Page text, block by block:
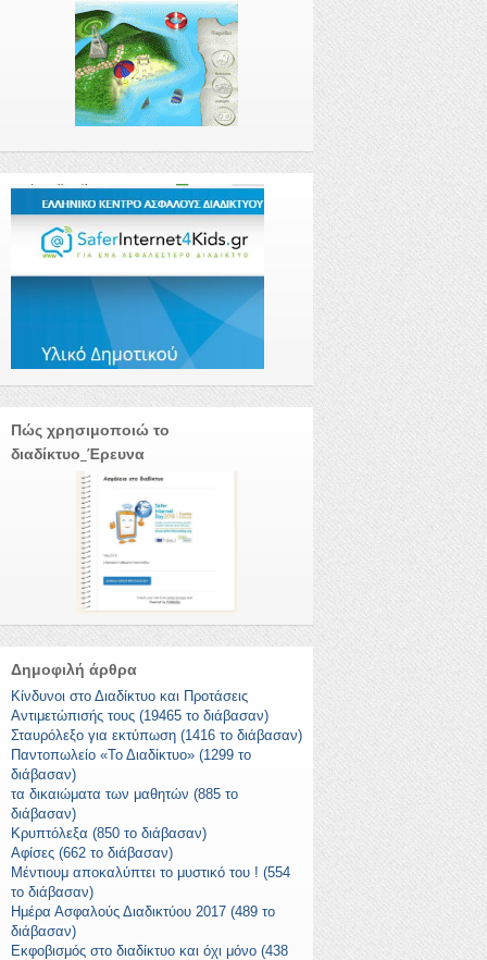
Πώς χρησιμοποιώ το
διαδίκτυο_Έρευνα
Δημοφιλή άρθρα
Κίνδυνοι στο Διαδίκτυο και Προτάσεις
Αντιμετώπισής τους (19465 το διάβασαν)
Σταυρόλεξο για εκτύπωση (1416 το διάβασαν)
Παντοπωλείο «Το Διαδίκτυο» (1299 το
διάβασαν)
τα δικαιώματα των μαθητών (885 το
διάβασαν)
Κρυπτόλεξα (850 το διάβασαν)
Αφίσες (662 το διάβασαν)
Μέντιουμ αποκαλύπτει το μυστικό του ! (554
το διάβασαν)
Ημέρα Ασφαλούς Διαδικτύου 2017 (489 το
διάβασαν)
Εκφοβισμός στο διαδίκτυο και όχι μόνο (438